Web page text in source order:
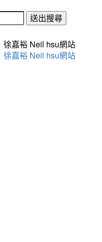
送出搜尋
嘉裕 Neil hsu網站
嘉裕 Neil hsu網站